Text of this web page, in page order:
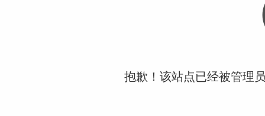
抱歉！该站点已经被管理